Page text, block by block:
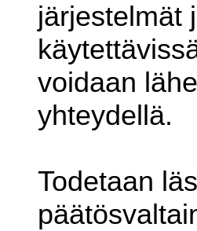
järjestelmät
voidaan
yhteydellä.
Todetaan